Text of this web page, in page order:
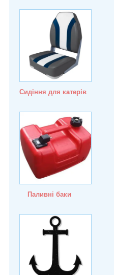
Сидіння для катерів
Паливні баки